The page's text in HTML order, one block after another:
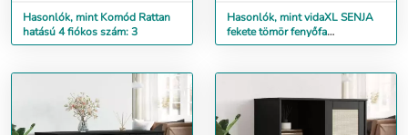
Hasonlók, mint Komód Rattan
hatású 4 fiókos szám: 3
Hasonlók, mint vidaXL SENJA
fekete tömör fenyőfa
tálalószekrény 80 x 40 x 80 cm